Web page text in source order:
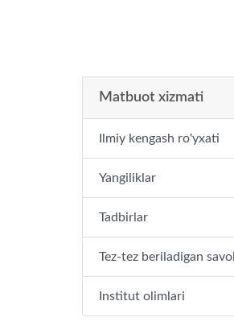
Matbuot xizmati
Ilmiy kengash ro'yxati
Yangiliklar
Tadbirlar
Tez-tez beriladigan
Institut olimlari